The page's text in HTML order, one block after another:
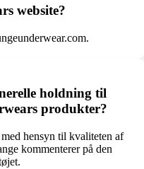
website?
holdning til
produkter?
hensyn til kvaliteten af
kommenterer på den